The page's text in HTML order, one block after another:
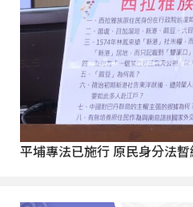
平埔專法已施行 原民身分法